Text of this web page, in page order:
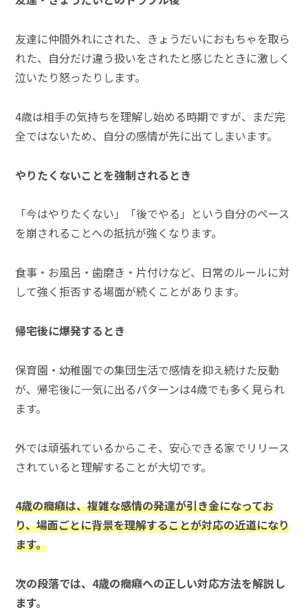
友達に仲間外れにされた、きょうだいにおもちゃを取ら
れた、自分だけ違う扱いをされたと感じたときに激しく
泣いたり怒ったりします。
4歳は相手の気持ちを理解し始める時期ですが、まだ完
全ではないため、自分の感情が先に出てしまいます。
やりたくないことを強制されるとき
「今はやりたくない」「後でやる」という自分のペース
を崩されることへの抵抗が強くなります。
食事・お風呂・歯磨き・片付けなど、日常のルールに対
して強く拒否する場面が続くことがあります。
帰宅後に爆発するとき
保育園・幼稚園での集団生活で感情を抑え続けた反動
が、帰宅後に一気に出るパターンは4歳でも多く見られ
ます。
外では頑張れているからこそ、安心できる家でリリース
されていると理解することが大切です。
4歳の癇癪は、複雑な感情の発達が引き金になってお
り、場面ごとに背景を理解することが対応の近道になり
ます。
次の段落では、4歳の癇癪への正しい対応方法を解説し
ます。